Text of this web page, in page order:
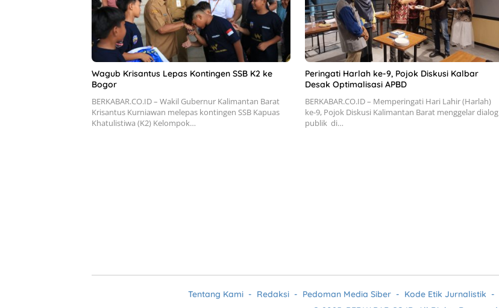
Wagub Krisantus Lepas Kontingen SSB K2 ke
Bogor
BERKABAR.CO.ID – Wakil Gubernur Kalimantan Barat
Krisantus Kurniawan melepas kontingen SSB Kapuas
Khatulistiwa (K2) Kelompok…
Peringati Harlah ke-9, Pojok Diskusi Kalbar
Desak Optimalisasi APBD
BERKABAR.CO.ID – Memperingati Hari Lahir (Harlah)
ke-9, Pojok Diskusi Kalimantan Barat menggelar dialog
publik di…
Tentang Kami Redaksi Pedoman Media Siber Kode Etik Jurnalistik